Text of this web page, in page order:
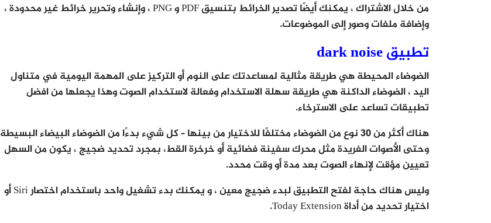
من خلال الاشتراك ، يمكنك أيضًا تصدير الخرائط بتنسيق PDF و PNG ، وإنشاء وتحرير خرائط غير محدودة ،
وإضافة ملفات وصور إلى الموضوعات.
تطبيق dark noise
الضوضاء المحيطة هي طريقة مثالية لمساعدتك على النوم أو التركيز على المهمة اليومية في متناول
اليد ، الضوضاء الداكنة هي طريقة سهلة الاستخدام وفعالة لاستخدام الصوت وهذا يجعلها من افضل
تطبيقات تساعد على الاسترخاء.
هناك أكثر من 30 نوع من الضوضاء مختلفًا للاختيار من بينها – كل شيء بدءًا من الضوضاء البيضاء البسيطة
وحتى الأصوات الفريدة مثل محرك سفينة فضائية أو خرخرة القط، بمجرد تحديد ضجيج ، يكون من السهل
تعيين مؤقت لإنهاء الصوت بعد مدة أو وقت محدد.
وليس هناك حاجة لفتح التطبيق لبدء ضجيج معين ، و يمكنك بدء تشغيل واحد باستخدام اختصار Siri أو
اختيار تحديد من أداة Today Extension.